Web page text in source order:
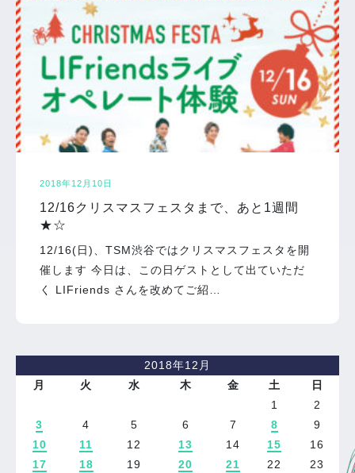
2018年12月10日
12/16クリスマスフェスタまで、あと1週間
★☆
12/16(日)、TSM渋谷ではクリスマスフェスタを開
催します 今日は、この日ゲストとして出ていただ
く LIFriends さんを改めてご紹…
2018年12月
月
火 水 木 金 土 日
1
2
3
4 5 6 7 8
9
10
11 12 13 14 15
16
17
18 19 20 21 22
23